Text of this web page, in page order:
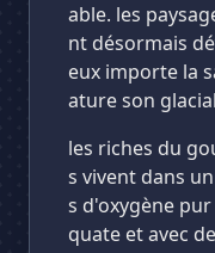
able. les
nt désormais
eux importe la
ature son
les riches du
s vivent dans
s d'oxygène
quate et avec